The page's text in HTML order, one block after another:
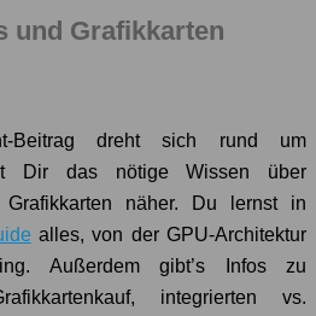
und Grafikkarten
Beitrag dreht sich rund um
Dir das nötige Wissen über
Grafikkarten näher. Du lernst in
alles, von der GPU-Architektur
Außerdem gibt’s Infos zu
integrierten vs.